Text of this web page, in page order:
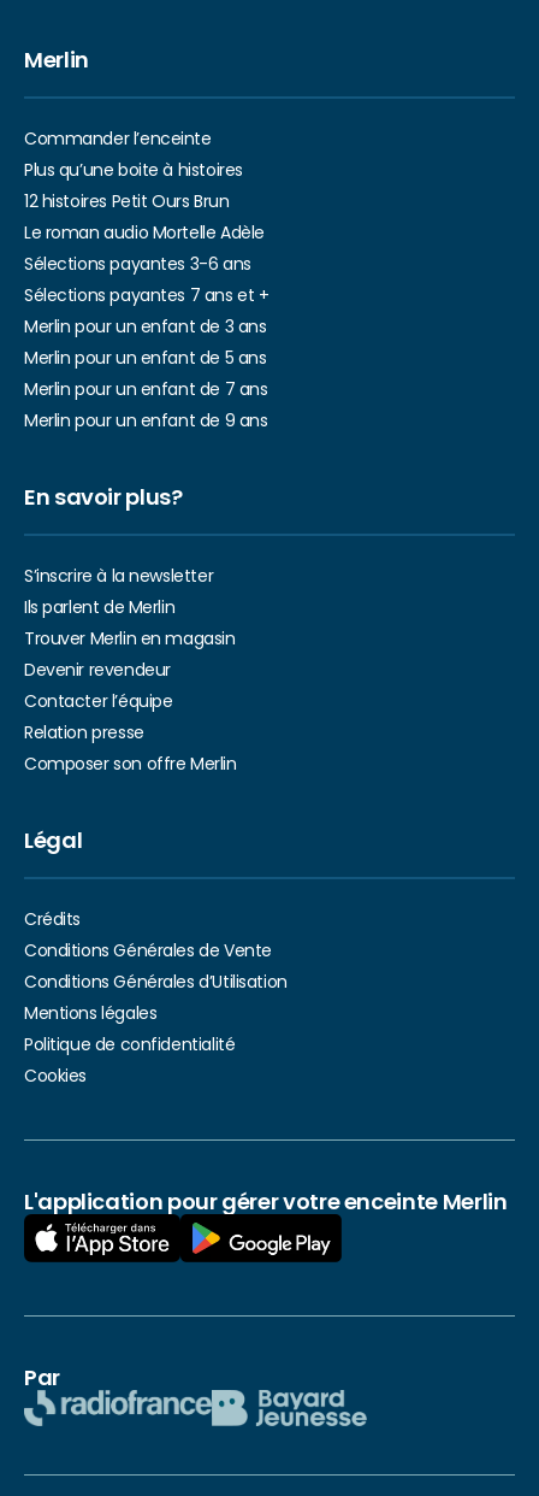
Merlin
Commander l’enceinte
Plus qu’une boite à histoires
12 histoires Petit Ours Brun
Le roman audio Mortelle Adèle
Sélections payantes 3-6 ans
Sélections payantes 7 ans et +
Merlin pour un enfant de 3 ans
Merlin pour un enfant de 5 ans
Merlin pour un enfant de 7 ans
Merlin pour un enfant de 9 ans
En savoir plus?
S’inscrire à la newsletter
Ils parlent de Merlin
Trouver Merlin en magasin
Devenir revendeur
Contacter l’équipe
Relation presse
Composer son offre Merlin
Légal
Crédits
Conditions Générales de Vente
Conditions Générales d’Utilisation
Mentions légales
Politique de confidentialité
Cookies
L'application pour gérer votre enceinte Merlin
Par